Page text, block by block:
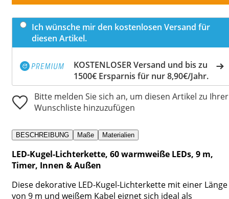
Ich wünsche mir den kostenlosen Versand für
diesen Artikel.
KOSTENLOSER Versand und bis zu
1500€ Ersparnis für nur 8,90€/Jahr.
Bitte melden Sie sich an, um diesen Artikel zu Ihrer
Wunschliste hinzuzufügen
BESCHREIBUNG Maße Materialien
LED-Kugel-Lichterkette, 60 warmweiße LEDs, 9 m,
Timer, Innen & Außen
Diese dekorative LED-Kugel-Lichterkette mit einer Länge
von 9 m und weißem Kabel eignet sich ideal als